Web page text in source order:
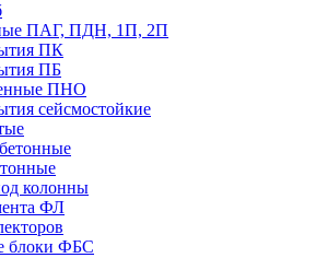
ПАГ, ПДН, 1П, 2П
ПК
ПБ
ПНО
сейсмостойкие
колонны
ФЛ
блоки ФБС